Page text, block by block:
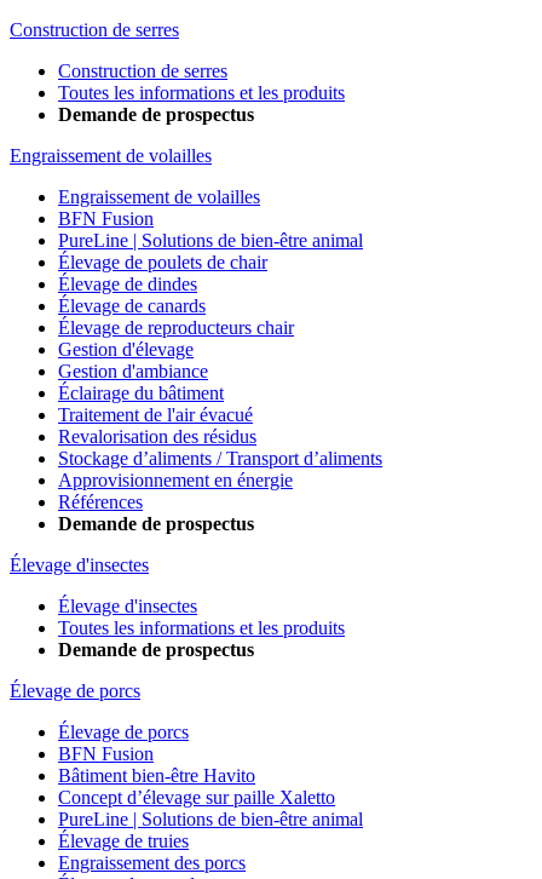
Construction de serres
Construction de serres
Toutes les informations et les produits
Demande de prospectus
Engraissement de volailles
Engraissement de volailles
BFN Fusion
PureLine | Solutions de bien-être animal
Élevage de poulets de chair
Élevage de dindes
Élevage de canards
Élevage de reproducteurs chair
Gestion d'élevage
Gestion d'ambiance
Éclairage du bâtiment
Traitement de l'air évacué
Revalorisation des résidus
Stockage d’aliments / Transport d’aliments
Approvisionnement en énergie
Références
Demande de prospectus
Élevage d'insectes
Élevage d'insectes
Toutes les informations et les produits
Demande de prospectus
Élevage de porcs
Élevage de porcs
BFN Fusion
Bâtiment bien-être Havito
Concept d’élevage sur paille Xaletto
PureLine | Solutions de bien-être animal
Élevage de truies
Engraissement des porcs